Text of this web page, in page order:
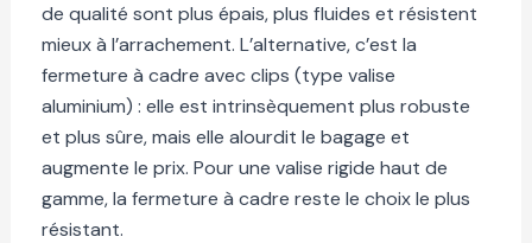
de qualité sont plus épais, plus fluides et résistent
mieux à l’arrachement. L’alternative, c’est la
fermeture à cadre avec clips (type valise
aluminium) : elle est intrinsèquement plus robuste
et plus sûre, mais elle alourdit le bagage et
augmente le prix. Pour une valise rigide haut de
gamme, la fermeture à cadre reste le choix le plus
résistant.